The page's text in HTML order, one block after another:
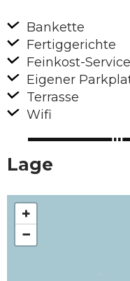
Bankette
Fertiggerichte
Feinkost-Service
Eigener
Terrasse
Wifi
Lage
+
−